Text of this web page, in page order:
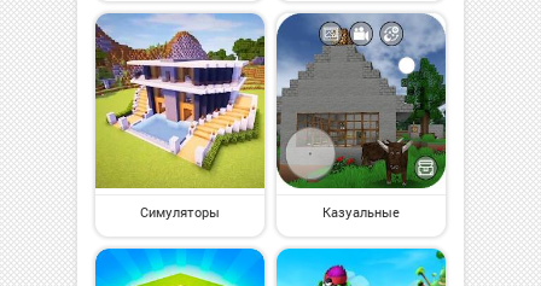
Симуляторы Казуальные